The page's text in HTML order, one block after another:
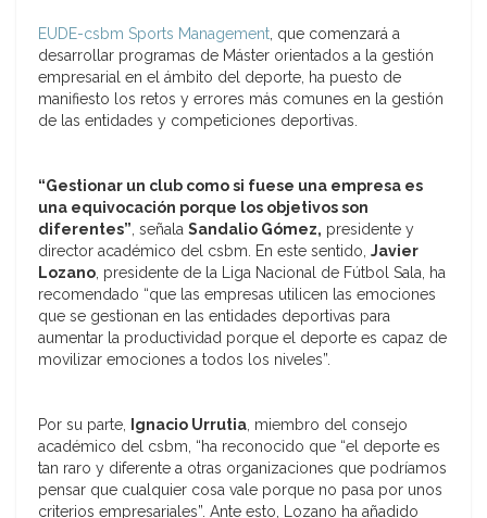
EUDE-csbm Sports Management, que comenzará a
desarrollar programas de Máster orientados a la gestión
empresarial en el ámbito del deporte, ha puesto de
manifiesto los retos y errores más comunes en la gestión
de las entidades y competiciones deportivas.
“Gestionar un club como si fuese una empresa es
una equivocación porque los objetivos son
diferentes”, señala Sandalio Gómez, presidente y
director académico del csbm. En este sentido, Javier
Lozano, presidente de la Liga Nacional de Fútbol Sala, ha
recomendado “que las empresas utilicen las emociones
que se gestionan en las entidades deportivas para
aumentar la productividad porque el deporte es capaz de
movilizar emociones a todos los niveles”.
Por su parte, Ignacio Urrutia, miembro del consejo
académico del csbm, “ha reconocido que “el deporte es
tan raro y diferente a otras organizaciones que podríamos
pensar que cualquier cosa vale porque no pasa por unos
criterios empresariales”. Ante esto, Lozano ha añadido